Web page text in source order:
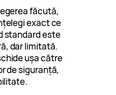
făcută,
exact ce
standard este
dar limitată.
ușa către
de siguranță,